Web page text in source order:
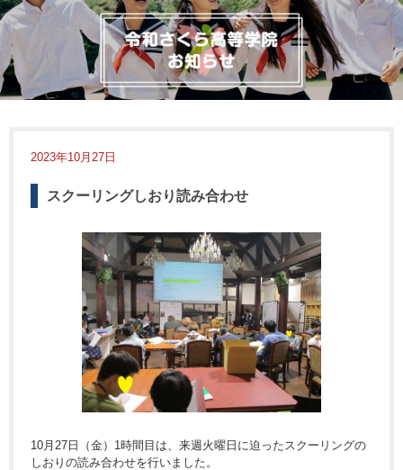
2023年10月27日
スクーリングしおり読み合わせ
10月27日（金）1時間目は、来週火曜日に迫ったスクーリングの
しおりの読み合わせを行いました。